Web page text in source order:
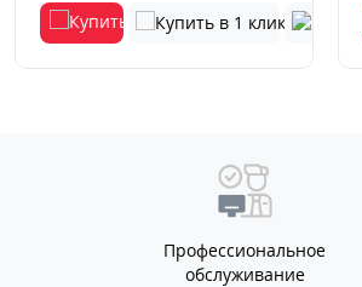
Профессиональное
обслуживание